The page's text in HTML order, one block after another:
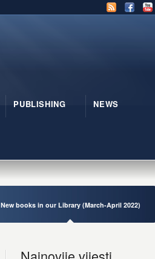
PUBLISHING
NEWS
New books in our Library (March-April 2022)